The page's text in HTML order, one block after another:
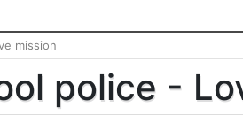
mission
police -